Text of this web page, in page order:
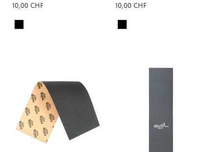
10,00 CHF
Colour
Black
10,00 CHF
Colour
Black